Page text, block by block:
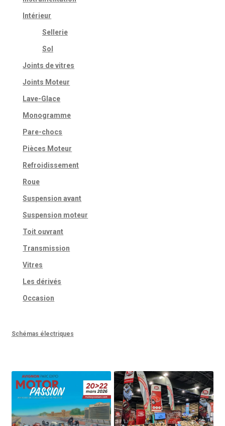
Intérieur
Sellerie
Sol
Joints de vitres
Joints Moteur
Lave-Glace
Monogramme
Pare-chocs
Pièces Moteur
Refroidissement
Roue
Suspension avant
Suspension moteur
Toit ouvrant
Transmission
Vitres
Les dérivés
Occasion
Schémas électriques